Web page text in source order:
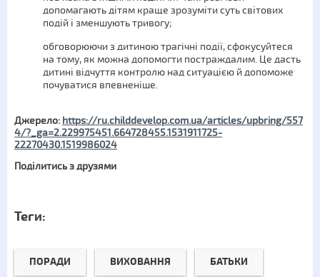
допомагають дітям краще зрозуміти суть світових
подій і зменшують тривогу;
обговорюючи з дитиною трагічні події, сфокусуйтеся
на тому, як можна допомогти постраждалим. Це дасть
дитині відчуття контролю над ситуацією й допоможе
почуватися впевненіше.
Джерело: https://ru.childdevelop.com.ua/articles/upbring/557
4/?_ga=2.229975451.664728455.1531911725-
22270430.1519986024
Поділитись з друзями
Теги:
ПОРАДИ ВИХОВАННЯ БАТЬКИ